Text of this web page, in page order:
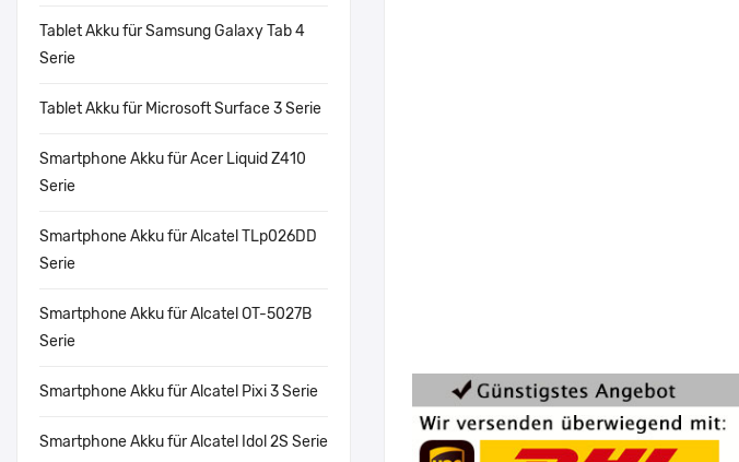
Tablet Akku für Samsung Galaxy Tab 4
Serie
Tablet Akku für Microsoft Surface 3 Serie
Smartphone Akku für Acer Liquid Z410
Serie
Smartphone Akku für Alcatel TLp026DD
Serie
Smartphone Akku für Alcatel OT-5027B
Serie
Smartphone Akku für Alcatel Pixi 3 Serie
Smartphone Akku für Alcatel Idol 2S Serie